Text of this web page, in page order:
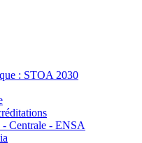
: STOA 2030
Centrale - ENSA